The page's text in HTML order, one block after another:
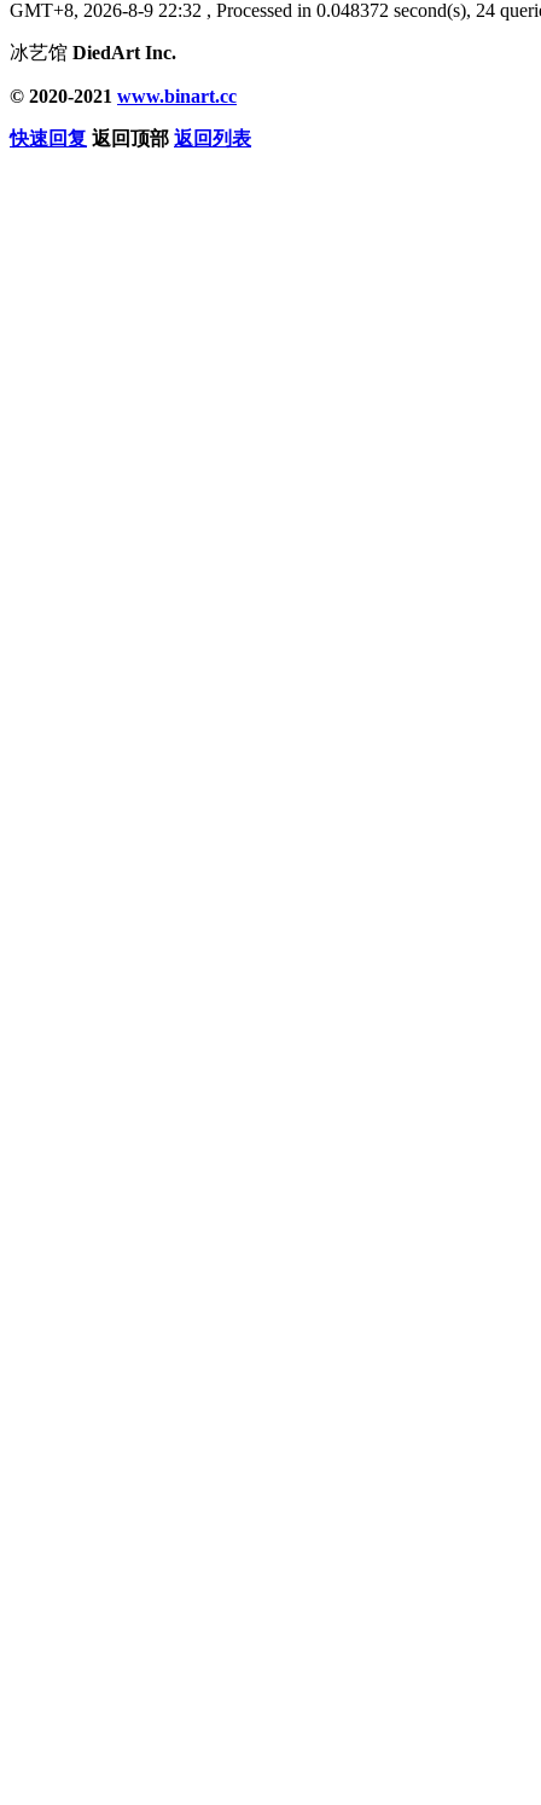
GMT+8, 2026-8-9 22:32 , Processed in 0.048372 second(s), 24
冰艺馆 DiedArt Inc.
© 2020-2021 www.binart.cc
快速回复 返回顶部 返回列表